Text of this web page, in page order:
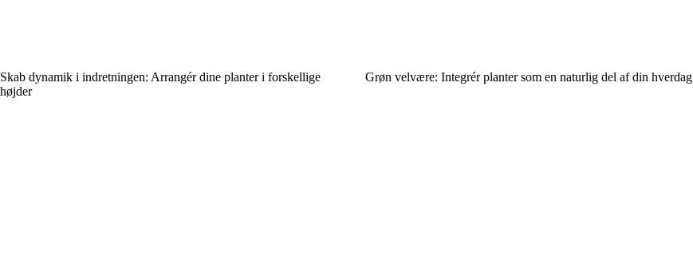
Skab dynamik i indretningen: Arrangér dine planter i forskellige
højder
Grøn velvære: Integrér planter som en naturlig del af din hverdag